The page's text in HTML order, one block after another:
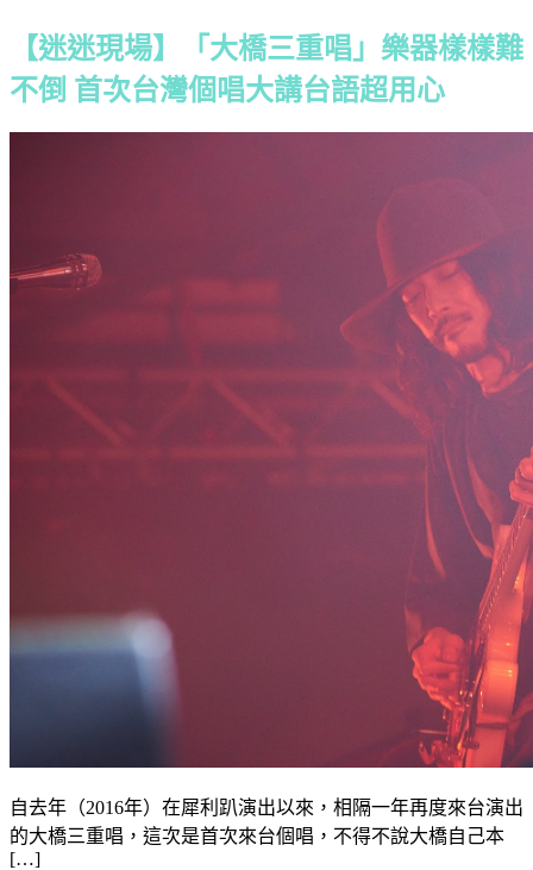
【迷迷現場】「大橋三重唱」樂器樣樣難
不倒 首次台灣個唱大講台語超用心
自去年（2016年）在犀利趴演出以來，相隔一年再度來台演出
的大橋三重唱，這次是首次來台個唱，不得不說大橋自己本
[…]